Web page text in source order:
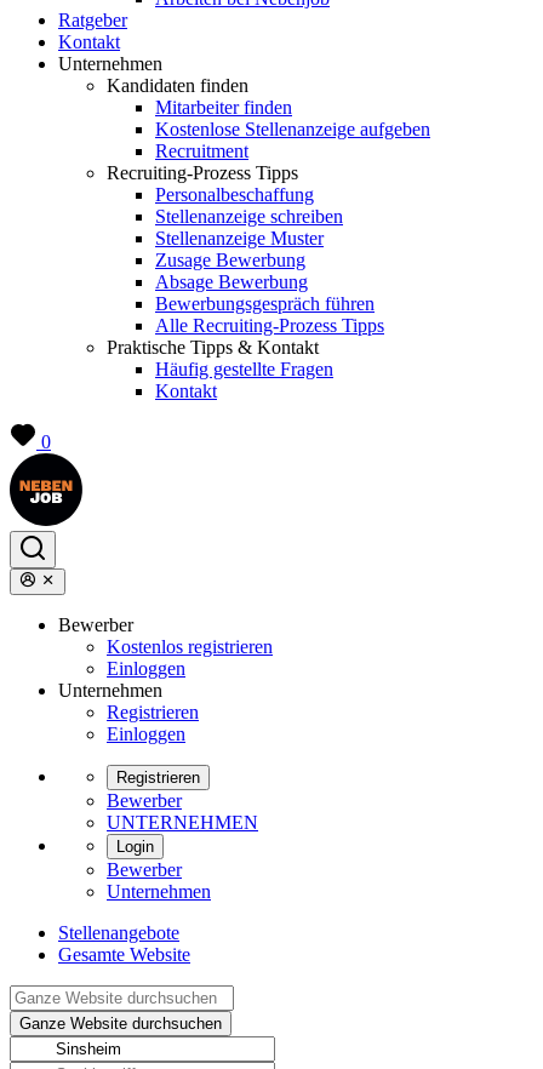
Ratgeber
Kontakt
Unternehmen
Kandidaten finden
Mitarbeiter finden
Kostenlose Stellenanzeige aufgeben
Recruitment
Recruiting-Prozess Tipps
Personalbeschaffung
Stellenanzeige schreiben
Stellenanzeige Muster
Zusage Bewerbung
Absage Bewerbung
Bewerbungsgespräch führen
Alle Recruiting-Prozess Tipps
Praktische Tipps & Kontakt
Häufig gestellte Fragen
Kontakt
0
Bewerber
Kostenlos registrieren
Einloggen
Unternehmen
Registrieren
Einloggen
Registrieren
Bewerber
UNTERNEHMEN
Login
Bewerber
Unternehmen
Stellenangebote
Gesamte Website